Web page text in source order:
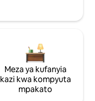
Meza ya kufanyia
kazi kwa kompyuta
mpakato